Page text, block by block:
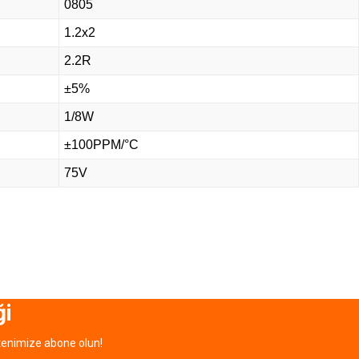
0805
1.2x2
2.2R
±5%
1/8W
±100PPM/°C
75V
abone olun!